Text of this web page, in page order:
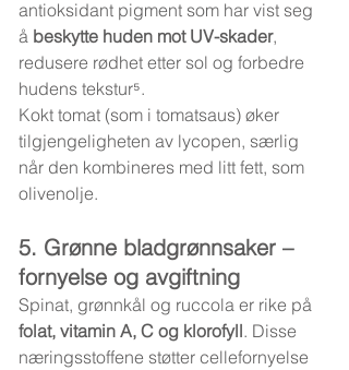
antioksidant pigment som har vist seg
å beskytte huden mot UV-skader,
redusere rødhet etter sol og forbedre
hudens tekstur⁵.
Kokt tomat (som i tomatsaus) øker
tilgjengeligheten av lycopen, særlig
når den kombineres med litt fett, som
olivenolje.
5. Grønne bladgrønnsaker –
fornyelse og avgiftning
Spinat, grønnkål og ruccola er rike på
folat, vitamin A, C og klorofyll. Disse
næringsstoffene støtter cellefornyelse